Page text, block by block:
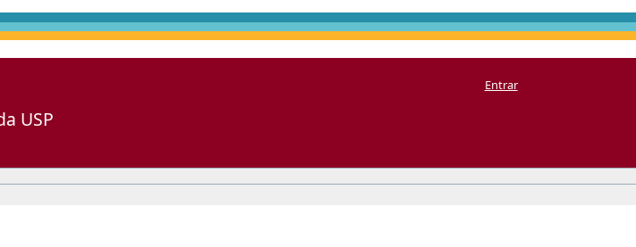
USP
Entrar